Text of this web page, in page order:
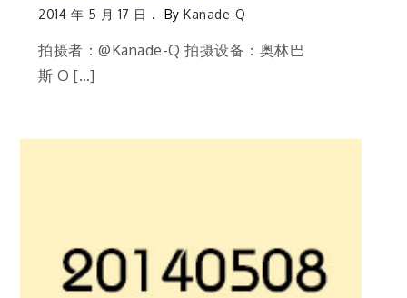
2014 年 5 月 17 日 ByKanade-Q
拍摄者：@Kanade-Q 拍摄设备：奥林巴
斯 O […]